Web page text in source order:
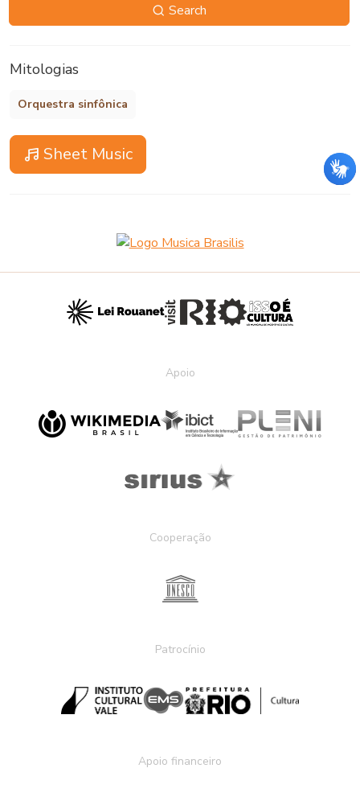
Search
Mitologias
Orquestra sinfônica
Sheet Music
Apoio
Cooperação
Patrocínio
Apoio financeiro